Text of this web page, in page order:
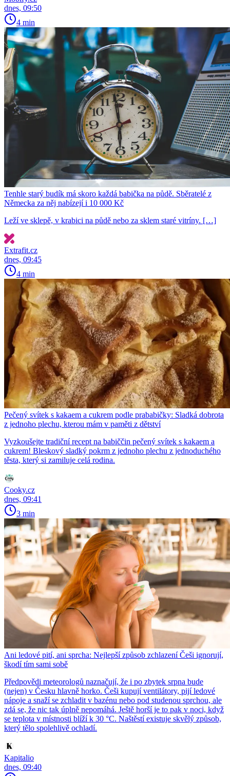
dnes, 09:50
4 min
Tenhle starý budík má skoro každá babička na půdě. Sběratelé z
Německa za něj nabízejí i 10 000 Kč
Leží ve sklepě, v krabici na půdě nebo za sklem staré vitríny. […]
Extrafit.cz
dnes, 09:45
4 min
Pečený svítek s kakaem a cukrem podle prababičky: Sladká dobrota
z jednoho plechu, kterou mám v paměti z dětství
Vyzkoušejte tradiční recept na babiččin pečený svítek s kakaem a
cukrem! Bleskový sladký pokrm z jednoho plechu z jednoduchého
těsta, který si zamiluje celá rodina.
Cooky.cz
dnes, 09:41
3 min
Ani ledové pití, ani sprcha: Nejlepší způsob zchlazení Češi ignorují,
škodí tím sami sobě
Předpovědi meteorologů naznačují, že i po zbytek srpna bude
(nejen) v Česku hlavně horko. Češi kupují ventilátory, pijí ledové
nápoje a snaží se zchladit v bazénu nebo pod studenou sprchou, ale
zdá se, že nic tak úplně nepomáhá. Ještě horší je to pak v noci, když
se teplota v místnosti blíží k 30 °C. Naštěstí existuje skvělý způsob,
který tělo spolehlivě ochladí.
Kapitalio
dnes, 09:40